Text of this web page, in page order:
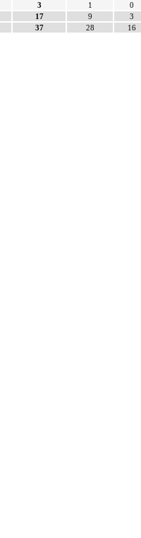
3 1
0
17 9
3
37 28 16